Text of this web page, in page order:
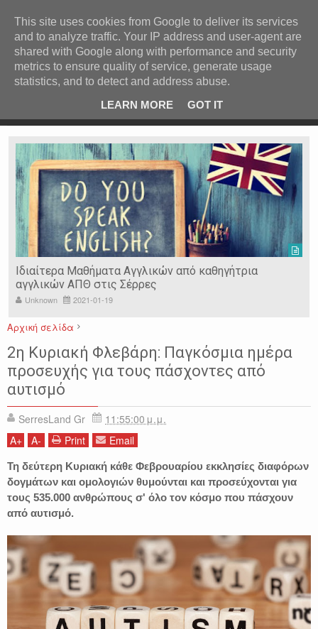
Ιερόσυλοι έκλεψαν τάματα από Ιερό Ναό στις Σέρρες
Ιδιαίτερα Μαθήματα Αγγλικών από καθηγήτρια
αγγλικών ΑΠΘ στις Σέρρες
Unknown 2021-01-19
Αρχική σελίδα
2η ΚΥΡΙΑΚΗ ΦΕΒΡΟΥΑΡΙΟΥ
ΑΥΤΙΣΜΟΣ
ΠΑΓΚΟΣΜΙΑ ΗΜΕΡΑ
International Days
2η Κυριακή Φλεβάρη: Παγκόσμια ημέρα
προσευχής για τους πάσχοντες από
αυτισμό
SerresLand Gr
11:55:00 μ.μ.
A+ A- Print Email
Τη δεύτερη Κυριακή κάθε Φεβρουαρίου εκκλησίες διαφόρων
δογμάτων και ομολογιών θυμούνται και προσεύχονται για
τους 535.000 ανθρώπους σ' όλο τον κόσμο που πάσχουν
από αυτισμό.
ΚΕΝΤΡΙΚΗ ΑΝΑ ΚΑΤΗΓΟΡΙΑ
ΕΙΔΗΣΕΙΣ ΑΝΑ ΠΕΡΙΟΧΗ
ΠΡΟΣΦΑΤΑ ΝΕΑ
Ν. ΣΕΡΡΩΝ Η ΓΗ ΜΑΣ
ΤΥΧΑΙΕΣ ΑΝΑΡΤΗΣΕΙΣ/ΑΡΘΡΑ
Serres Racing Circuit
Panserraikos FC
Ikaroi B.C.
This site uses cookies from Google to deliver its services
and to analyze traffic. Your IP address and user-agent are
shared with Google along with performance and security
metrics to ensure quality of service, generate usage
statistics, and to detect and address abuse.
LEARN MORE
GOT IT